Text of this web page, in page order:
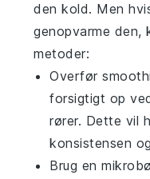
den kold. Men
genopvarme den,
metoder:
Overfør
forsigtigt op
rører. Dette vil
konsistensen
Brug en